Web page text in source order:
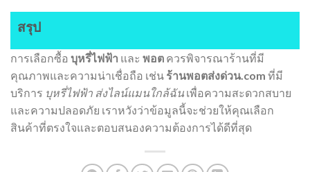
สรุป
การเลือกซื้อ บุหรี่ไฟฟ้า และ พอต ควรพิจารณาร้านที่มี
คุณภาพและความน่าเชื่อถือ เช่น ร้านพอตส่งด่วน.com ที่มี
บริการ บุหรี่ไฟฟ้า ส่งไลน์แมนใกล้ฉัน เพื่อความสะดวกสบาย
และความปลอดภัย เราหวังว่าข้อมูลนี้จะช่วยให้คุณเลือก
สินค้าที่ตรงใจและตอบสนองความต้องการได้ดีที่สุด